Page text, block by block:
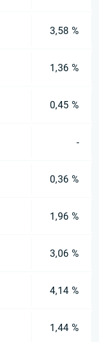
3,58 %
1,36 %
0,45 %
-
0,36 %
1,96 %
3,06 %
4,14 %
1,44 %